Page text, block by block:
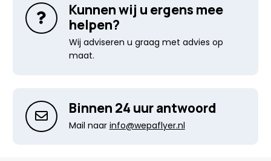
Kunnen wij u ergens mee
helpen?
Wij adviseren u graag met advies op
maat.
Binnen 24 uur antwoord
Mail naar info@wepaflyer.nl